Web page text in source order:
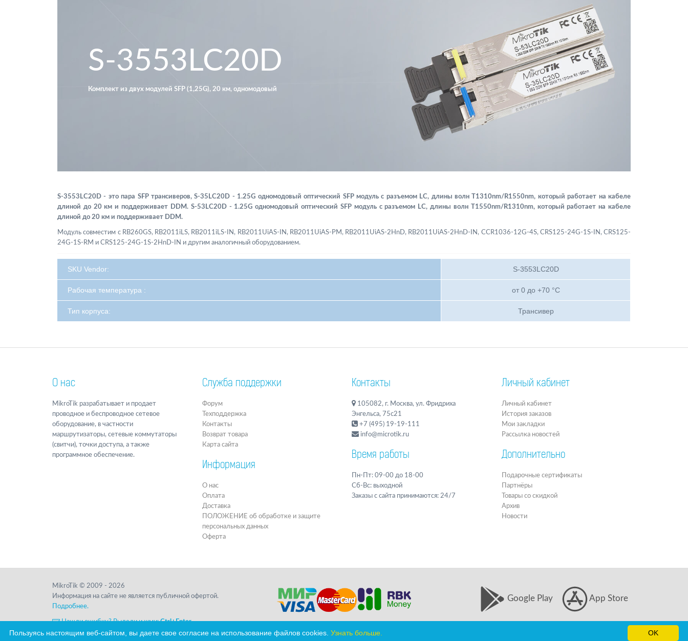
S-3553LC20D
Комплект из двух модулей SFP (1,25G), 20 км, одномодовый
S-3553LC20D - это пара SFP трансиверов, S-35LC20D - 1.25G одномодовый оптический SFP модуль с разъемом LC, длины волн T1310nm/R1550nm, который работает на кабеле
длиной до 20 км и поддерживает DDM. S-53LC20D - 1.25G одномодовый оптический SFP модуль с разъемом LC, длины волн T1550nm/R1310nm, который работает на кабеле
длиной до 20 км и поддерживает DDM.
Модуль cовместим с RB260GS, RB2011iLS, RB2011iLS-IN, RB2011UiAS-IN, RB2011UiAS-РМ, RB2011UiAS-2HnD, RB2011UiAS-2HnD-IN, CCR1036-12G-4S, CRS125-24G-1S-IN, CRS125-
24G-1S-RM и CRS125-24G-1S-2HnD-IN и другим аналогичный оборудованием.
SKU Vendor: S-3553LC20D
Рабочая температура : от 0 до +70 °C
Тип корпуса: Трансивер
О нас
MikroTik разрабатывает и продает
проводное и беспроводное сетевое
оборудование, в частности
маршрутизаторы, сетевые коммутаторы
(свитчи), точки доступа, а также
программное обеспечение.
Служба поддержки
Форум
Техподдержка
Контакты
Возврат товара
Карта сайта
Информация
О нас
Оплата
Доставка
ПОЛОЖЕНИЕ об обработке и защите
персональных данных
Оферта
Контакты
105082, г. Москва, ул. Фридриха
Энгельса, 75с21
+7 (495) 19-19-111
info@microtik.ru
Время работы
Пн-Пт: 09-00 до 18-00
Сб-Вс: выходной
Заказы с сайта принимаются: 24/7
Личный кабинет
Личный кабинет
История заказов
Мои закладки
Рассылка новостей
Дополнительно
Подарочные сертификаты
Партнёры
Товары со скидкой
Архив
Новости
MikroTik © 2009 - 2026
Информация на сайте не является публичной офертой.
Подробнее.
Нашли ошибку? Выдели и жми:Ctrl+Enter
Google Play App Store
OK
Пользуясь настоящим веб-сайтом, вы даете свое согласие на использование файлов cookies. Узнать больше.